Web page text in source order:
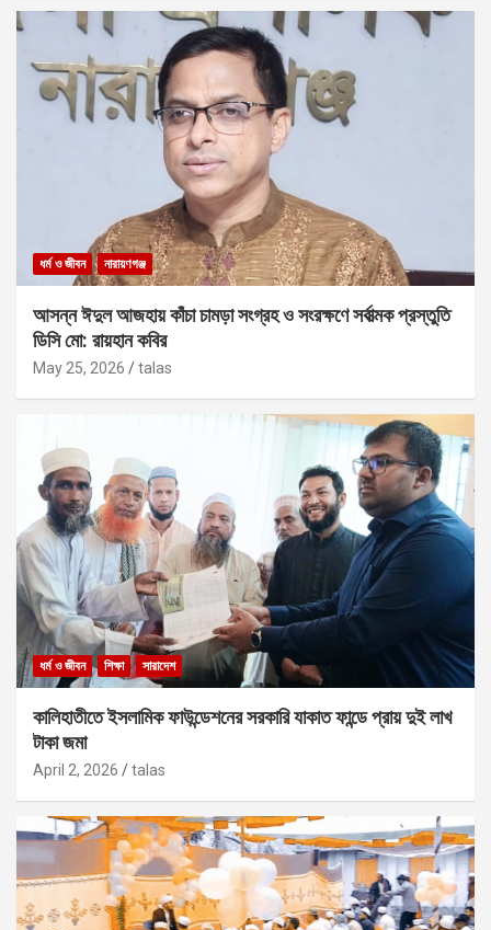
ধর্ম ও জীবন নারায়ণগঞ্জ
আসন্ন ঈদুল আজহায় কাঁচা চামড়া সংগ্রহ ও সংরক্ষণে সর্বাত্মক প্রস্তুতি
ডিসি মো: রায়হান কবির
May 25, 2026 talas
ধর্ম ও জীবন শিক্ষা সারাদেশ
কালিহাতীতে ইসলামিক ফাউন্ডেশনের সরকারি যাকাত ফান্ডে প্রায় দুই লাখ
টাকা জমা
April 2, 2026 talas